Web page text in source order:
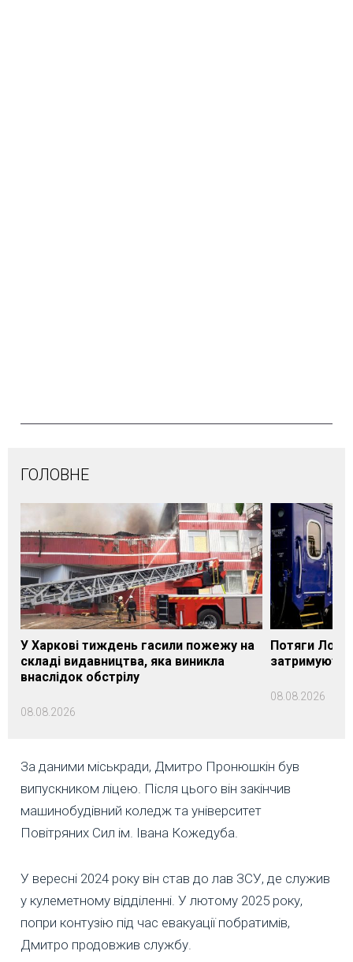
ГОЛОВНЕ
У Харкові тиждень гасили пожежу на
складі видавництва, яка виникла
внаслідок обстрілу
08.08.2026
Потяги
08.08.2026
За даними міськради, Дмитро Пронюшкін був
випускником ліцею. Після цього він закінчив
машинобудівний коледж та університет
Повітряних Сил ім. Івана Кожедуба.
У вересні 2024 року він став до лав ЗСУ, де служив
у кулеметному відділенні. У лютому 2025 року,
попри контузію під час евакуації побратимів,
Дмитро продовжив службу.